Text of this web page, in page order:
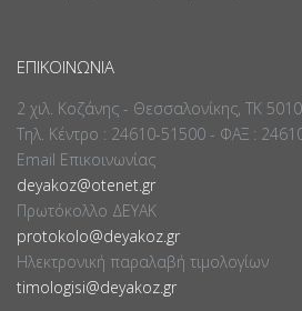
ΕΠΙΚΟΙΝΩΝΊΑ
2 χιλ. Κοζάνης - Θεσσαλονίκης, ΤΚ
Τηλ. Κέντρο : 24610-51500 - ΦΑΞ :
Email Επικοινωνίας
deyakoz@otenet.gr
Πρωτόκολλο ΔΕΥΑΚ
protokolo@deyakoz.gr
Ηλεκτρονική παραλαβή τιμολογίων
timologisi@deyakoz.gr